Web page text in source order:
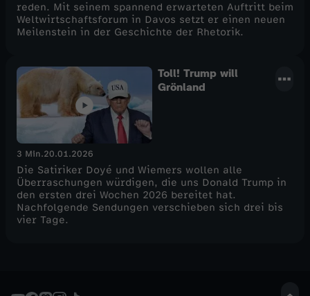
reden. Mit seinem spannend erwarteten Auftritt beim
Weltwirtschaftsforum in Davos setzt er einen neuen
Meilenstein in der Geschichte der Rhetorik.
Toll! Trump will
Grönland
3 Min.20.01.2026
Die Satiriker Doyé und Wiemers wollen alle
Überraschungen würdigen, die uns Donald Trump in
den ersten drei Wochen 2026 bereitet hat.
Nachfolgende Sendungen verschieben sich drei bis
vier Tage.